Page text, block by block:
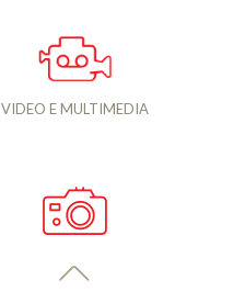
VIDEO E MULTIMEDIA